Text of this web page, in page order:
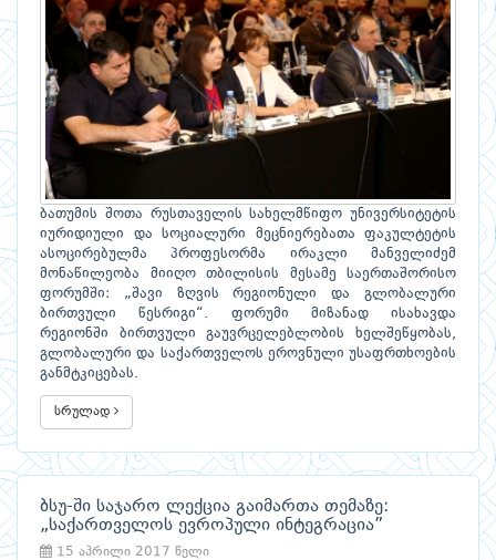
ბათუმის შოთა რუსთაველის სახელმწიფო უნივერსიტეტის
იურიდიული და სოციალური მეცნიერებათა ფაკულტეტის
ასოცირებულმა პროფესორმა ირაკლი მანველიძემ
მონაწილეობა მიიღო თბილისის მესამე საერთაშორისო
ფორუმში: „შავი ზღვის რეგიონული და გლობალური
ბირთვული წესრიგი“. ფორუმი მიზანად ისახავდა
რეგიონში ბირთვული გაუვრცელებლობის ხელშეწყობას,
გლობალური და საქართველოს ეროვნული უსაფრთხოების
განმტკიცებას.
სრულად
ბსუ-ში საჯარო ლექცია გაიმართა თემაზე:
„საქართველოს ევროპული ინტეგრაცია”
15 აპრილი 2017 წელი